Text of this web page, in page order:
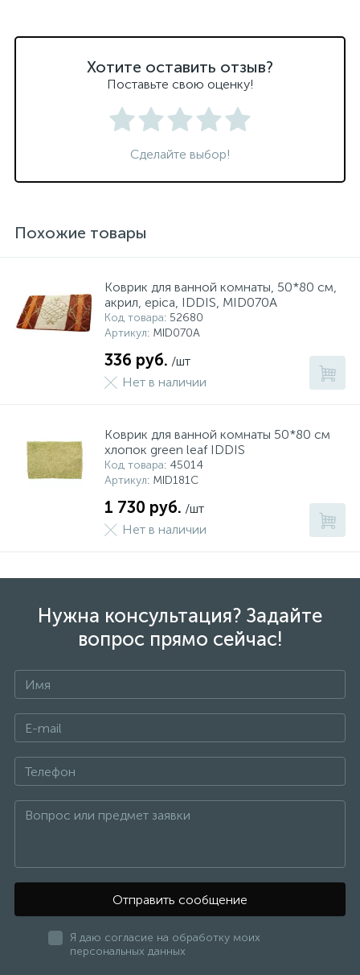
Хотите оставить отзыв?
Поставьте свою оценку!
Сделайте выбор!
Похожие товары
Коврик для ванной комнаты, 50*80 см,
акрил, epica, IDDIS, MID070A
Код товара: 52680
Артикул: MID070A
336 руб. /шт
Нет в наличии
Коврик для ванной комнаты 50*80 см
хлопок green leaf IDDIS
Код товара: 45014
Артикул: MID181C
1 730 руб. /шт
Нет в наличии
Нужна консультация? Задайте
вопрос прямо сейчас!
Отправить сообщение
Я даю согласие на обработку моих
персональных данных